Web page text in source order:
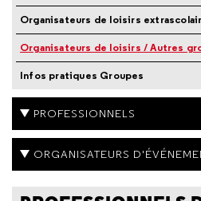
Organisateurs de loisirs
Organisateurs de loisirs / Autres
Infos pratiques Groupes
PROFESSIONNELS
ORGANISATEURS